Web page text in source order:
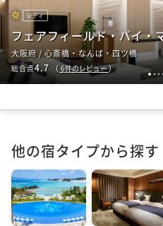
1 2 3 4
シティ
フェアフィールド・バイ・
大阪府 / 心斎橋・なんば・四ツ橋
総合点4.7 （ 6件のレビュー）
他の宿タイプから探す